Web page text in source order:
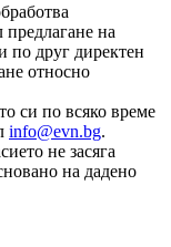
на
по друг директен
относно
си по всяко време
info@evn.bg.
не засяга
на дадено